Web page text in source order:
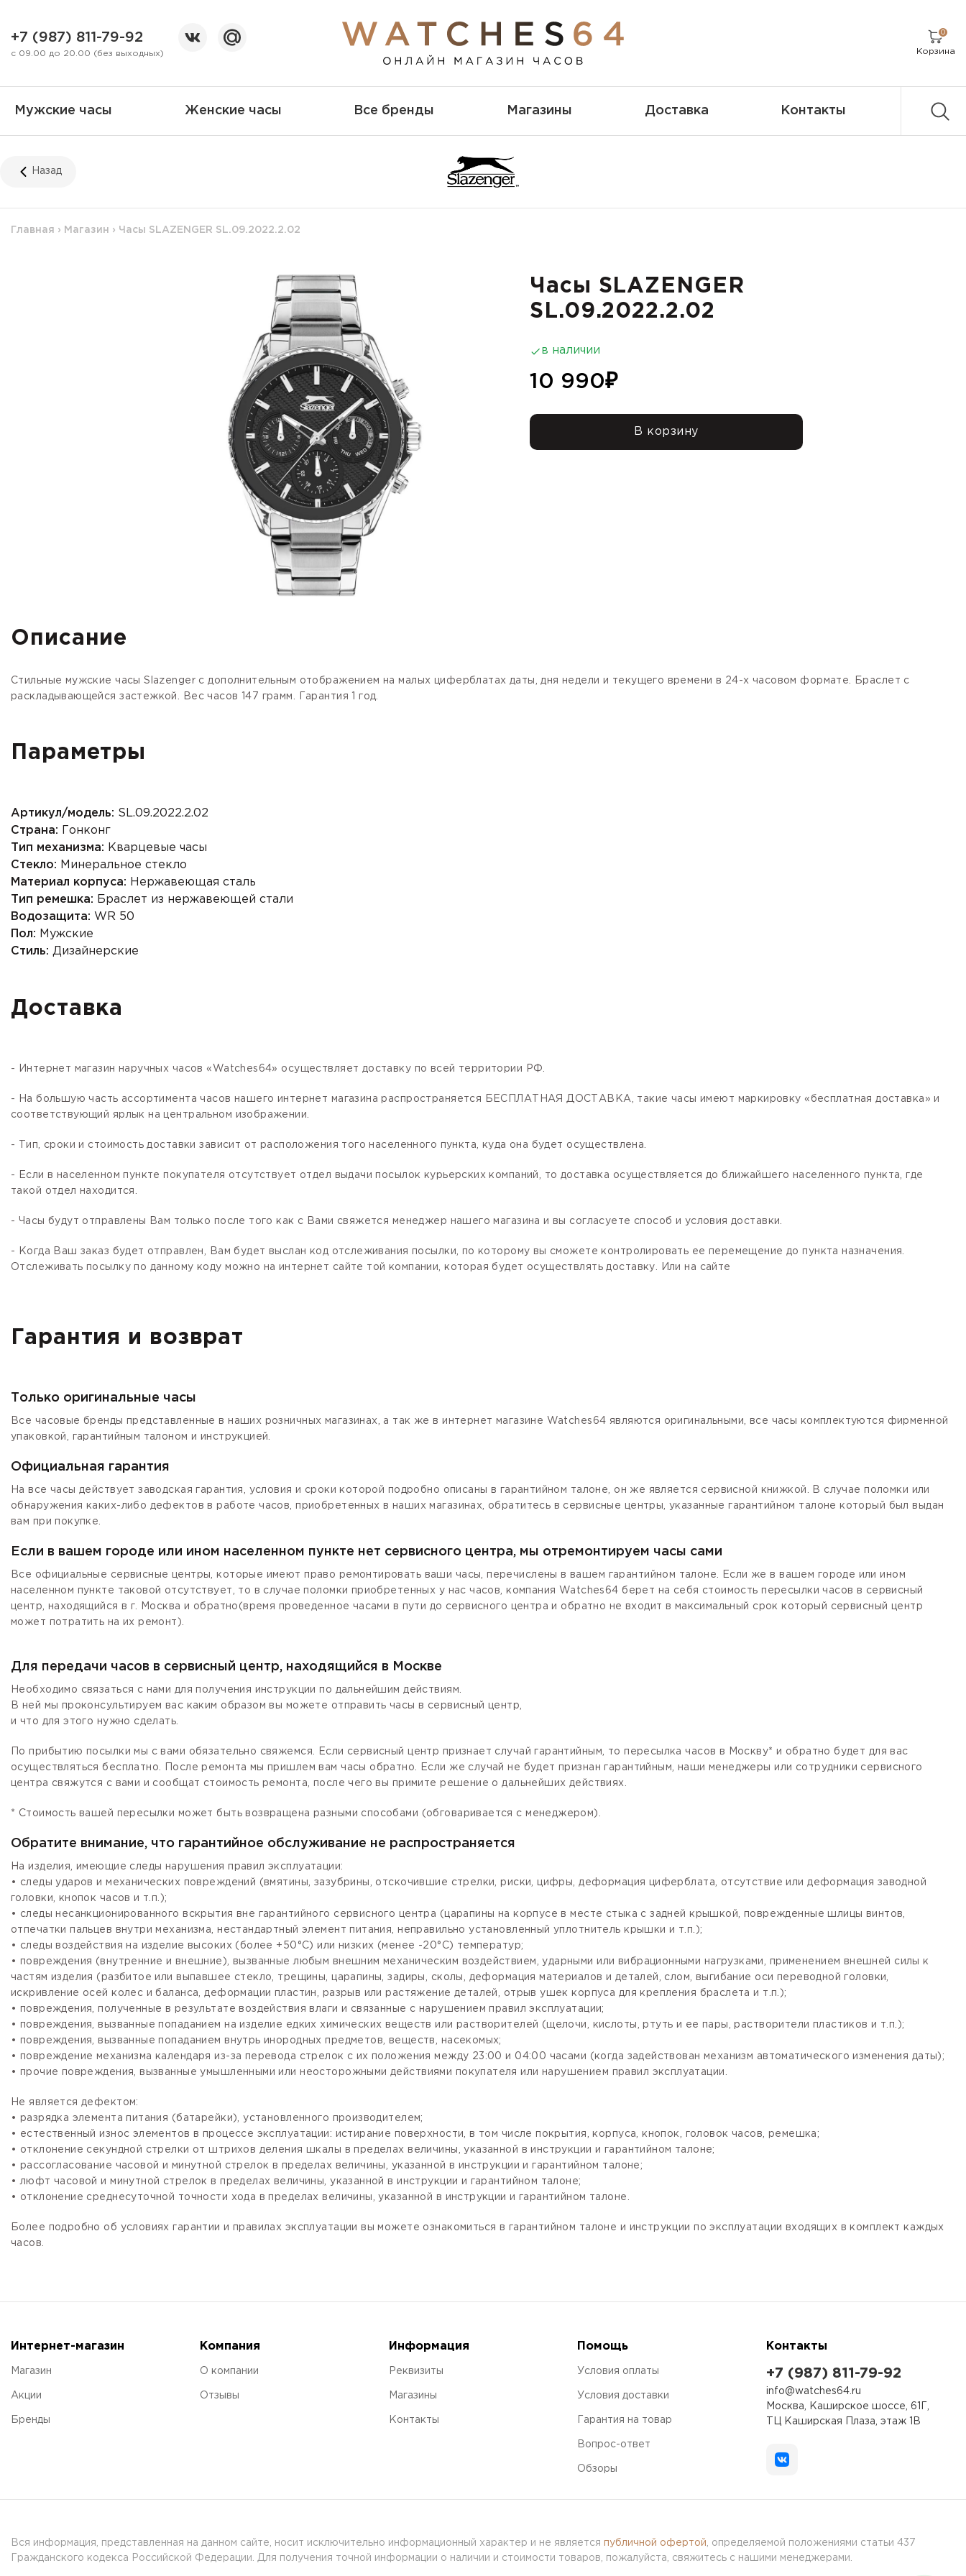
+7 (987) 811-79-92
с 09.00 до 20.00 (без выходных)
0
Корзина
Мужские часы Женские часы Все бренды Магазины Доставка Контакты
Назад
Главная › Магазин › Часы SLAZENGER SL.09.2022.2.02
Часы SLAZENGER
SL.09.2022.2.02
в наличии
10 990₽
В корзину
Описание
Стильные мужские часы Slazenger с дополнительным отображением на малых циферблатах даты, дня недели и текущего времени в 24-х часовом формате. Браслет с
раскладывающейся застежкой. Вес часов 147 грамм. Гарантия 1 год.
Параметры
Артикул/модель: SL.09.2022.2.02
Страна: Гонконг
Тип механизма: Кварцевые часы
Стекло: Минеральное стекло
Материал корпуса: Нержавеющая сталь
Тип ремешка: Браслет из нержавеющей стали
Водозащита: WR 50
Пол: Мужские
Стиль: Дизайнерские
Доставка
- Интернет магазин наручных часов «Watches64» осуществляет доставку по всей территории РФ.
- На большую часть ассортимента часов нашего интернет магазина распространяется БЕСПЛАТНАЯ ДОСТАВКА, такие часы имеют маркировку «бесплатная доставка» и
соответствующий ярлык на центральном изображении.
- Тип, сроки и стоимость доставки зависит от расположения того населенного пункта, куда она будет осуществлена.
- Если в населенном пункте покупателя отсутствует отдел выдачи посылок курьерских компаний, то доставка осуществляется до ближайшего населенного пункта, где
такой отдел находится.
- Часы будут отправлены Вам только после того как с Вами свяжется менеджер нашего магазина и вы согласуете способ и условия доставки.
- Когда Ваш заказ будет отправлен, Вам будет выслан код отслеживания посылки, по которому вы сможете контролировать ее перемещение до пункта назначения.
Отслеживать посылку по данному коду можно на интернет сайте той компании, которая будет осуществлять доставку. Или на сайте
Гарантия и возврат
Только оригинальные часы
Все часовые бренды представленные в наших розничных магазинах, а так же в интернет магазине Watches64 являются оригинальными, все часы комплектуются фирменной
упаковкой, гарантийным талоном и инструкцией.
Официальная гарантия
На все часы действует заводская гарантия, условия и сроки которой подробно описаны в гарантийном талоне, он же является сервисной книжкой. В случае поломки или
обнаружения каких-либо дефектов в работе часов, приобретенных в наших магазинах, обратитесь в сервисные центры, указанные гарантийном талоне который был выдан
вам при покупке.
Если в вашем городе или ином населенном пункте нет сервисного центра, мы отремонтируем часы сами
Все официальные сервисные центры, которые имеют право ремонтировать ваши часы, перечислены в вашем гарантийном талоне. Если же в вашем городе или ином
населенном пункте таковой отсутствует, то в случае поломки приобретенных у нас часов, компания Watches64 берет на себя стоимость пересылки часов в сервисный
центр, находящийся в г. Москва и обратно(время проведенное часами в пути до сервисного центра и обратно не входит в максимальный срок который сервисный центр
может потратить на их ремонт).
Для передачи часов в сервисный центр, находящийся в Москве
Необходимо связаться с нами для получения инструкции по дальнейшим действиям.
В ней мы проконсультируем вас каким образом вы можете отправить часы в сервисный центр,
и что для этого нужно сделать.
По прибытию посылки мы с вами обязательно свяжемся. Если сервисный центр признает случай гарантийным, то пересылка часов в Москву* и обратно будет для вас
осуществляться бесплатно. После ремонта мы пришлем вам часы обратно. Если же случай не будет признан гарантийным, наши менеджеры или сотрудники сервисного
центра свяжутся с вами и сообщат стоимость ремонта, после чего вы примите решение о дальнейших действиях.
* Стоимость вашей пересылки может быть возвращена разными способами (обговаривается с менеджером).
Обратите внимание, что гарантийное обслуживание не распространяется
На изделия, имеющие следы нарушения правил эксплуатации:
• следы ударов и механических повреждений (вмятины, зазубрины, отскочившие стрелки, риски, цифры, деформация циферблата, отсутствие или деформация заводной
головки, кнопок часов и т.п.);
• следы несанкционированного вскрытия вне гарантийного сервисного центра (царапины на корпусе в месте стыка с задней крышкой, поврежденные шлицы винтов,
отпечатки пальцев внутри механизма, нестандартный элемент питания, неправильно установленный уплотнитель крышки и т.п.);
• следы воздействия на изделие высоких (более +50°С) или низких (менее -20°С) температур;
• повреждения (внутренние и внешние), вызванные любым внешним механическим воздействием, ударными или вибрационными нагрузками, применением внешней силы к
частям изделия (разбитое или выпавшее стекло, трещины, царапины, задиры, сколы, деформация материалов и деталей, слом, выгибание оси переводной головки,
искривление осей колес и баланса, деформации пластин, разрыв или растяжение деталей, отрыв ушек корпуса для крепления браслета и т.п.);
• повреждения, полученные в результате воздействия влаги и связанные с нарушением правил эксплуатации;
• повреждения, вызванные попаданием на изделие едких химических веществ или растворителей (щелочи, кислоты, ртуть и ее пары, растворители пластиков и т.п.);
• повреждения, вызванные попаданием внутрь инородных предметов, веществ, насекомых;
• повреждение механизма календаря из-за перевода стрелок с их положения между 23:00 и 04:00 часами (когда задействован механизм автоматического изменения даты);
• прочие повреждения, вызванные умышленными или неосторожными действиями покупателя или нарушением правил эксплуатации.
Не является дефектом:
• разрядка элемента питания (батарейки), установленного производителем;
• естественный износ элементов в процессе эксплуатации: истирание поверхности, в том числе покрытия, корпуса, кнопок, головок часов, ремешка;
• отклонение секундной стрелки от штрихов деления шкалы в пределах величины, указанной в инструкции и гарантийном талоне;
• рассогласование часовой и минутной стрелок в пределах величины, указанной в инструкции и гарантийном талоне;
• люфт часовой и минутной стрелок в пределах величины, указанной в инструкции и гарантийном талоне;
• отклонение среднесуточной точности хода в пределах величины, указанной в инструкции и гарантийном талоне.
Более подробно об условиях гарантии и правилах эксплуатации вы можете ознакомиться в гарантийном талоне и инструкции по эксплуатации входящих в комплект каждых
часов.
Интернет-магазин
Магазин
Акции
Бренды
Компания
О компании
Отзывы
Информация
Реквизиты
Магазины
Контакты
Помощь
Условия оплаты
Условия доставки
Гарантия на товар
Вопрос-ответ
Обзоры
Контакты
+7 (987) 811-79-92
info@watches64.ru
Москва, Каширское шоссе, 61Г,
ТЦ Каширская Плаза, этаж 1В
Вся информация, представленная на данном сайте, носит исключительно информационный характер и не является публичной офертой , определяемой положениями статьи 437
Гражданского кодекса Российской Федерации. Для получения точной информации о наличии и стоимости товаров, пожалуйста, свяжитесь с нашими менеджерами.